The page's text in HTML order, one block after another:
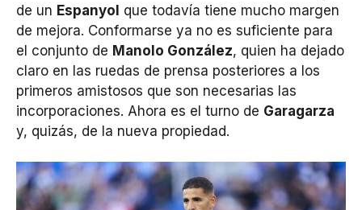
de un Espanyol que todavía tiene mucho margen
de mejora. Conformarse ya no es suficiente para
el conjunto de Manolo González, quien ha dejado
claro en las ruedas de prensa posteriores a los
primeros amistosos que son necesarias las
incorporaciones. Ahora es el turno de Garagarza
y, quizás, de la nueva propiedad.